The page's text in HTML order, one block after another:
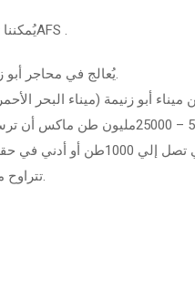
يُمكننا تلبية الأحتياجات المُختلفة لAFS .
يُعالج في محاجر أبو زنيمة ومحاجر الشرقية.
يُمكن تعبئة الطلبيات التي تصل
تتراوح مابين 1250و1500 كجم.